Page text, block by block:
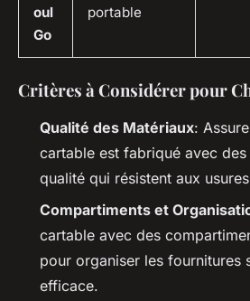
oul
Go
portable
Critères à Considérer pour
Qualité des Matériaux:
cartable est fabriqué avec
qualité qui résistent aux
Compartiments et
cartable avec des
pour organiser les fournitures
efficace.